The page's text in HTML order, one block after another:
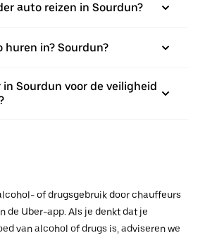
auto reizen in Sourdun?
huren in? Sourdun?
in Sourdun voor de veiligheid
of drugsgebruik door chauffeurs
de Uber-app. Als je denkt dat je
van alcohol of drugs is, adviseren we